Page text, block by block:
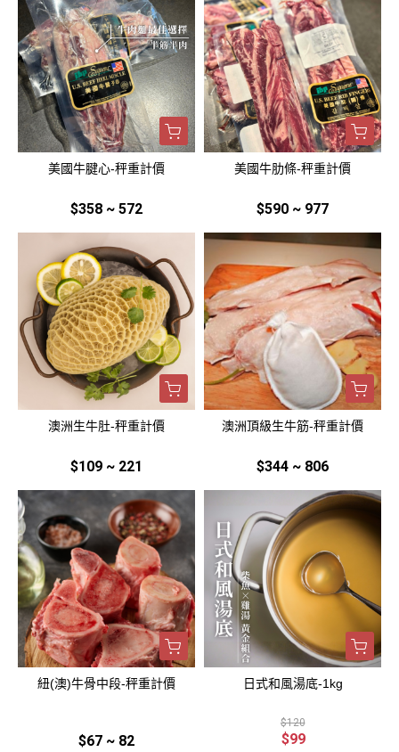
美國牛腱心-秤重計價
$358 ~ 572
美國牛肋條-秤重計價
$590 ~ 977
澳洲生牛肚-秤重計價
$109 ~ 221
澳洲頂級生牛筋-秤重計價
$344 ~ 806
紐(澳)牛骨中段-秤重計價
$67 ~ 82
日式和風湯底-1kg
$120
$99